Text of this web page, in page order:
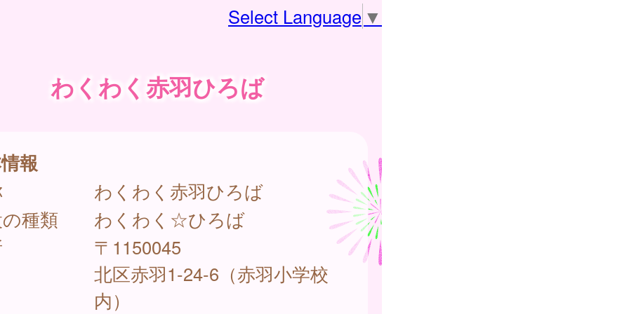
Select Language ▼
わくわく赤羽ひろば
報
わくわく赤羽ひろば
種類
わくわく☆ひろば
〒1150045
北区赤羽1-24-6（赤羽小学校
内）